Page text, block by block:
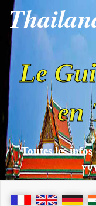
Le
en
Toutes les